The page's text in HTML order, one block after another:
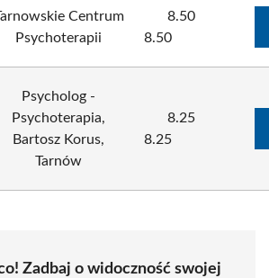
Centrum
Psychoterapii
8.50
8.50
Psycholog -
Psychoterapia,
Bartosz Korus,
Tarnów
8.25
8.25
Zadbaj o widoczność swojej